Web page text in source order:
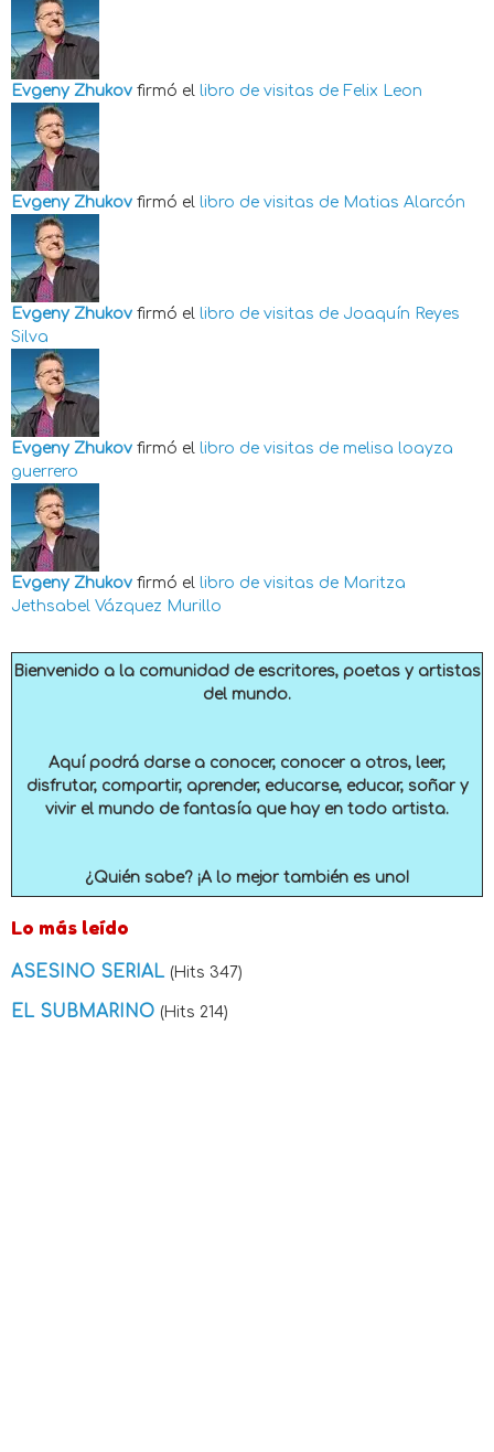
Evgeny Zhukov firmó el libro de visitas de Felix Leon
Evgeny Zhukov firmó el libro de visitas de Matias Alarcón
Evgeny Zhukov firmó el libro de visitas de Joaquín Reyes
Silva
Evgeny Zhukov firmó el libro de visitas de melisa loayza
guerrero
Evgeny Zhukov firmó el libro de visitas de Maritza
Jethsabel Vázquez Murillo
Bienvenido a la comunidad de escritores, poetas y artistas
del mundo.
Aquí podrá darse a conocer, conocer a otros, leer,
disfrutar, compartir, aprender, educarse, educar, soñar y
vivir el mundo de fantasía que hay en todo artista.
¿Quién sabe? ¡A lo mejor también es uno!
Lo más leído
ASESINO SERIAL (Hits 347)
EL SUBMARINO (Hits 214)